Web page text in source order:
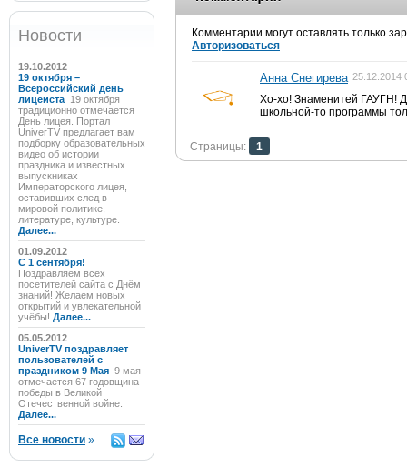
Новости
19.10.2012
19 октября –
Всероссийский день
лицеиста 19 октября
традиционно отмечается
День лицея. Портал
UniverTV предлагает вам
подборку образовательных
видео об истории
праздника и известных
выпускниках
Императорского лицея,
оставивших след в
мировой политике,
литературе, культуре.
Далее...
01.09.2012
C 1 сентября!
Поздравляем всех
посетителей сайта с Днём
знаний! Желаем новых
открытий и увлекательной
учёбы! Далее...
05.05.2012
UniverTV поздравляет
пользователей с
праздником 9 Мая 9 мая
отмечается 67 годовщина
победы в Великой
Отечественной войне.
Далее...
Все новости »
Комментарии могут оставлять только
Авторизоваться
Анна Снегирева 25.12.2014
Хо-хо! Знаменитей ГАУГН!
школьной-то программы
Страницы: 1